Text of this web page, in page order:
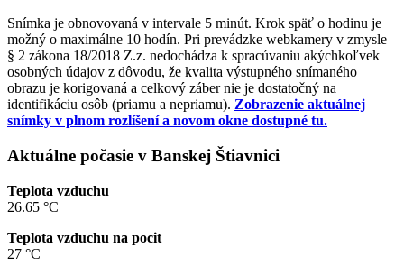
Snímka je obnovovaná v intervale 5 minút. Krok späť o hodinu je
možný o maximálne 10 hodín. Pri prevádzke webkamery v zmysle
§ 2 zákona 18/2018 Z.z. nedochádza k spracúvaniu akýchkoľvek
osobných údajov z dôvodu, že kvalita výstupného snímaného
obrazu je korigovaná a celkový záber nie je dostatočný na
identifikáciu osôb (priamu a nepriamu). Zobrazenie aktuálnej
snímky v plnom rozlíšení a novom okne dostupné tu.
Aktuálne počasie v Banskej Štiavnici
Teplota vzduchu
26.65 °C
Teplota vzduchu na pocit
27 °C